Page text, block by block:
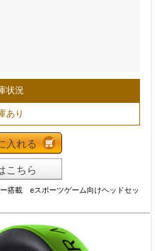
状況
あり
入れる
こちら
搭載 eスポーツゲーム向けヘッドセッ